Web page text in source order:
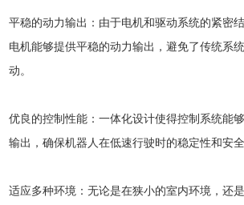
平稳的动力输出：由于电机和驱动系统的紧密
电机能够提供平稳的动力输出，避免了传统系
动。
优良的控制性能：一体化设计使得控制系统能
输出，确保机器人在低速行驶时的稳定性和安全
适应多种环境：无论是在狭小的室内环境，还